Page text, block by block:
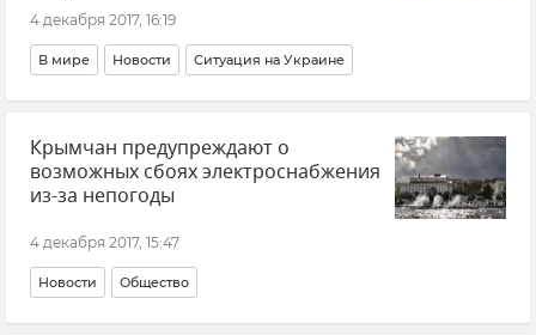
4 декабря 2017, 16:19
В мире Новости Ситуация на Украине
Крымчан предупреждают о
возможных сбоях электроснабжения
из-за непогоды
4 декабря 2017, 15:47
Новости Общество